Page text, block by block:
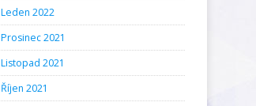
Leden 2022
Prosinec 2021
Listopad 2021
Říjen 2021